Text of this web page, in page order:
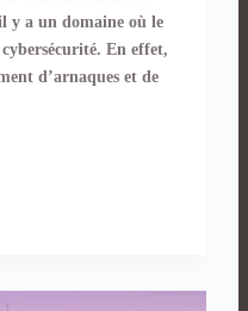
y a un domaine où le
En effet,
d’arnaques et de